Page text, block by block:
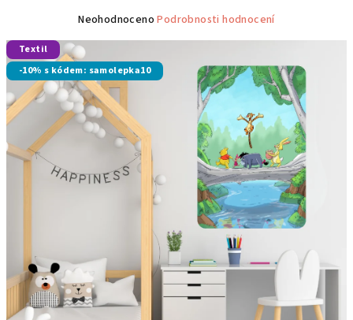
Průměrné
produktu
je
0,0
z
5
hvězdiček.
Neohodnoceno Podrobnosti hodnocení
Textil
-10% s kódem: samolepka10